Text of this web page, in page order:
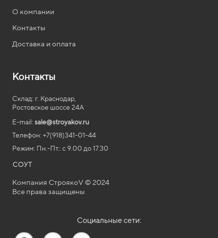
О компании
Контакты
Доставка и оплата
Контакты
Склад: г. Краснодар,
Ростовское шоссе 24А
E-mail: sale@stroyakov.ru
Телефон: +7(918)341-01-44
Режим: Пн.-Пт.: с 9.00 до17.30
СОУТ
Компания СтроякоV © 2024
Все права защищены
Социальные сети: